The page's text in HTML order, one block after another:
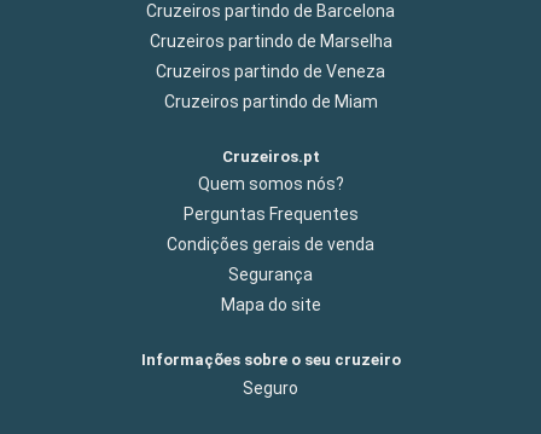
Cruzeiros partindo de Barcelona
Cruzeiros partindo de Marselha
Cruzeiros partindo de Veneza
Cruzeiros partindo de Miam
Cruzeiros.pt
Quem somos nós?
Perguntas Frequentes
Condições gerais de venda
Segurança
Mapa do site
Informações sobre o seu cruzeiro
Seguro